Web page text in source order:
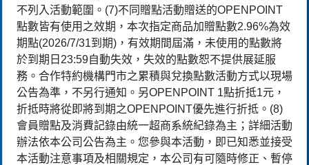
不列入活動範圍。(7)不同贈點活動贈送的OPENPOINT
點數皆有使用之效期，本次指定商品加贈點數2.96%為效
期點(2026/7/31到期)，有效期間屆滿，未使用的點數將
於到期日23:59自動失效，失效的點數恕不提供展延服
務。合作特約機構門市之累積與兌換點數活動方式以現場
公告為準，不另行通知。另OPENPOINT 1點折抵1元，
折抵時將從即將到期之OPENPOINT優先進行折抵。(8)
會員贈點及消費記錄由統一超商系統紀錄為主；詳細活動
辦法依本公司公告為主。您參與本活動，即已知悉並接受
本活動注意事項及相關規定，本公司有可隨時修正、暫停